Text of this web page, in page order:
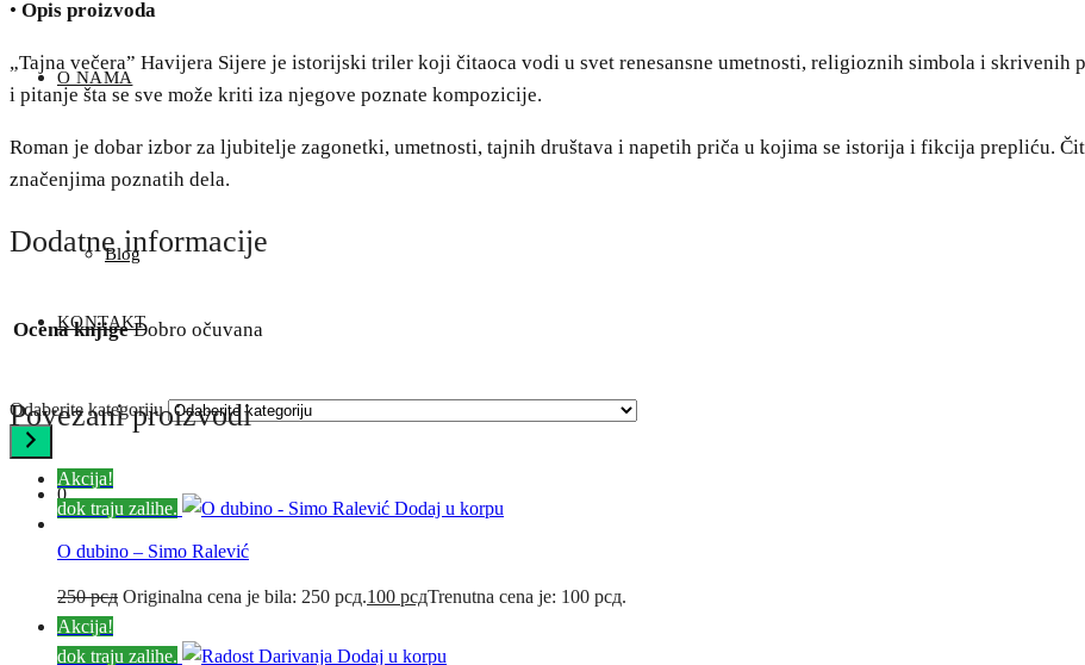
O NAMA
Blog
KONTAKT
Odaberite kategoriju
0
• Opis proizvoda
„Tajna večera” Havijera Sijere je istorijski triler koji čitaoca vodi u svet renesansne umetnosti, religioznih simbola i skrivenih
i pitanje šta se sve može kriti iza njegove poznate kompozicije.
Roman je dobar izbor za ljubitelje zagonetki, umetnosti, tajnih društava i napetih priča u kojima se istorija i fikcija prepliću.
značenjima poznatih dela.
Dodatne informacije
Ocena knjige Dobro očuvana
Povezani proizvodi
Akcija!
dok traju zalihe.
Dodaj u korpu
O dubino – Simo Ralević
250рсд Originalna cena je bila: 250 рсд.100 рсдTrenutna cena je: 100 рсд.
Akcija!
dok traju zalihe.
Dodaj u korpu